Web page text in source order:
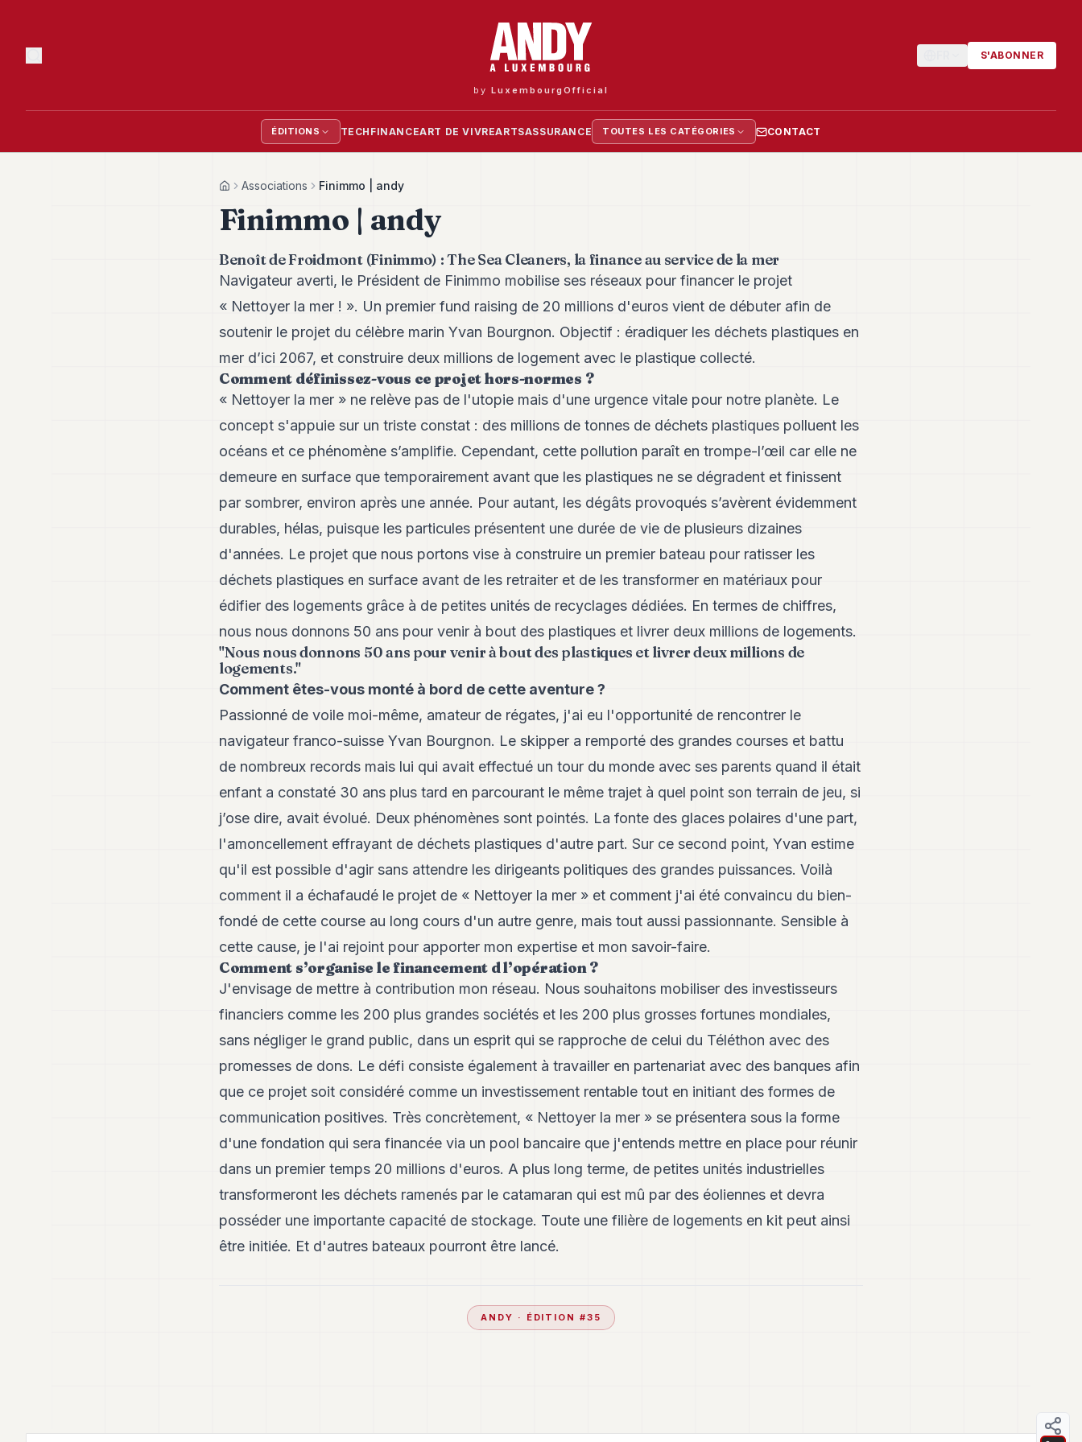
byLuxembourgOfficial
S'ABONNER
ÉDITIONS TECH FINANCEART DE VIVREARTSASSURANCE TOUTES LES CATÉGORIES CONTACT
HomeAssociations Finimmo | andy
Finimmo | andy
Benoît de Froidmont (Finimmo) : The Sea Cleaners, la finance au service de la mer
Navigateur averti, le Président de Finimmo mobilise ses réseaux pour financer le projet
« Nettoyer la mer ! ». Un premier fund raising de 20 millions d'euros vient de débuter afin de
soutenir le projet du célèbre marin Yvan Bourgnon. Objectif : éradiquer les déchets plastiques en
mer d’ici 2067, et construire deux millions de logement avec le plastique collecté.
Comment définissez-vous ce projet hors-normes ?
« Nettoyer la mer » ne relève pas de l'utopie mais d'une urgence vitale pour notre planète. Le
concept s'appuie sur un triste constat : des millions de tonnes de déchets plastiques polluent les
océans et ce phénomène s’amplifie. Cependant, cette pollution paraît en trompe-l’œil car elle ne
demeure en surface que temporairement avant que les plastiques ne se dégradent et finissent
par sombrer, environ après une année. Pour autant, les dégâts provoqués s’avèrent évidemment
durables, hélas, puisque les particules présentent une durée de vie de plusieurs dizaines
d'années. Le projet que nous portons vise à construire un premier bateau pour ratisser les
déchets plastiques en surface avant de les retraiter et de les transformer en matériaux pour
édifier des logements grâce à de petites unités de recyclages dédiées. En termes de chiffres,
nous nous donnons 50 ans pour venir à bout des plastiques et livrer deux millions de logements.
"Nous nous donnons 50 ans pour venir à bout des plastiques et livrer deux millions de
logements."
Comment êtes-vous monté à bord de cette aventure ?
Passionné de voile moi-même, amateur de régates, j'ai eu l'opportunité de rencontrer le
navigateur franco-suisse Yvan Bourgnon. Le skipper a remporté des grandes courses et battu
de nombreux records mais lui qui avait effectué un tour du monde avec ses parents quand il était
enfant a constaté 30 ans plus tard en parcourant le même trajet à quel point son terrain de jeu, si
j’ose dire, avait évolué. Deux phénomènes sont pointés. La fonte des glaces polaires d'une part,
l'amoncellement effrayant de déchets plastiques d'autre part. Sur ce second point, Yvan estime
qu'il est possible d'agir sans attendre les dirigeants politiques des grandes puissances. Voilà
comment il a échafaudé le projet de « Nettoyer la mer » et comment j'ai été convaincu du bien-
fondé de cette course au long cours d'un autre genre, mais tout aussi passionnante. Sensible à
cette cause, je l'ai rejoint pour apporter mon expertise et mon savoir-faire.
Comment s’organise le financement d l’opération ?
J'envisage de mettre à contribution mon réseau. Nous souhaitons mobiliser des investisseurs
financiers comme les 200 plus grandes sociétés et les 200 plus grosses fortunes mondiales,
sans négliger le grand public, dans un esprit qui se rapproche de celui du Téléthon avec des
promesses de dons. Le défi consiste également à travailler en partenariat avec des banques afin
que ce projet soit considéré comme un investissement rentable tout en initiant des formes de
communication positives. Très concrètement, « Nettoyer la mer » se présentera sous la forme
d'une fondation qui sera financée via un pool bancaire que j'entends mettre en place pour réunir
dans un premier temps 20 millions d'euros. A plus long terme, de petites unités industrielles
transformeront les déchets ramenés par le catamaran qui est mû par des éoliennes et devra
posséder une importante capacité de stockage. Toute une filière de logements en kit peut ainsi
être initiée. Et d'autres bateaux pourront être lancé.
ANDY · ÉDITION #35